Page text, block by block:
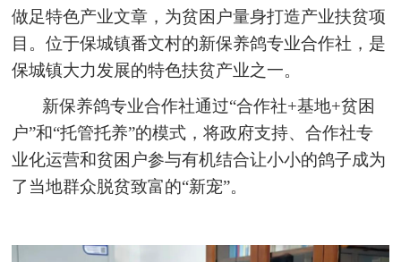
做足特色产业文章，为贫困户量身打造产业扶贫项
目。位于保城镇番文村的新保养鸽专业合作社，是
保城镇大力发展的特色扶贫产业之一。
新保养鸽专业合作社通过“合作社+基地+贫困
户”和“托管托养”的模式，将政府支持、合作社专
业化运营和贫困户参与有机结合让小小的鸽子成为
了当地群众脱贫致富的“新宠”。